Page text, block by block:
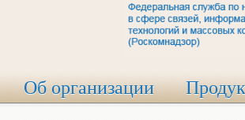
Об организации